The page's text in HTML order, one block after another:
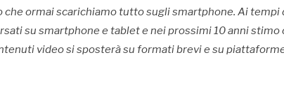
che ormai scarichiamo tutto sugli smartphone. Ai tempi
su smartphone e tablet e nei prossimi 10 anni stimo
video si sposterà su formati brevi e su